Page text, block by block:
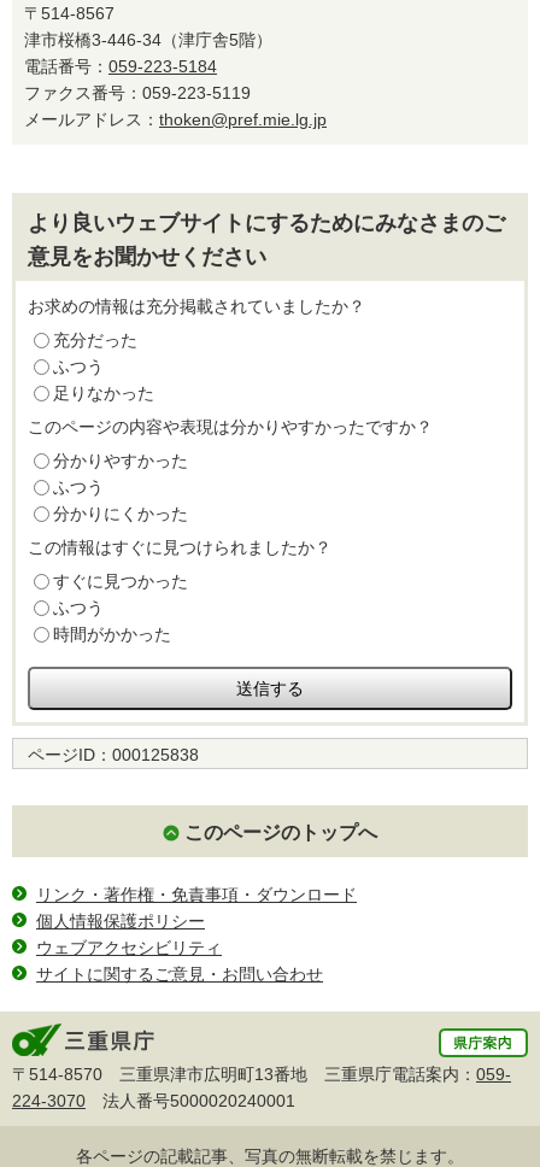
〒514-8567
津市桜橋3-446-34（津庁舎5階）
電話番号： 059-223-5184
ファクス番号：059-223-5119
メールアドレス： thoken@pref.mie.lg.jp
より良いウェブサイトにするためにみなさまのご
意見をお聞かせください
お求めの情報は充分掲載されていましたか？
充分だった
ふつう
足りなかった
このページの内容や表現は分かりやすかったですか？
分かりやすかった
ふつう
分かりにくかった
この情報はすぐに見つけられましたか？
すぐに見つかった
ふつう
時間がかかった
ページID： 000125838
このページのトップへ
リンク・著作権・免責事項・ダウンロード
個人情報保護ポリシー
ウェブアクセシビリティ
サイトに関するご意見・お問い合わせ
〒514-8570 三重県津市広明町13番地 三重県庁電話案内： 059-
224-3070 法人番号5000020240001
各ページの記載記事、写真の無断転載を禁じます。